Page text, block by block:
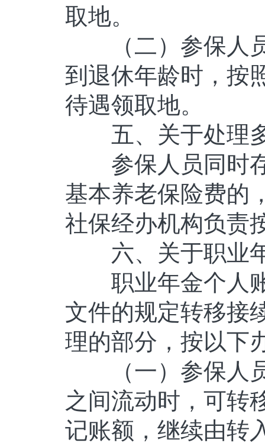
取地。
（二）参保人员
到退休年龄时，按
待遇领取地。
五、关于处理多
参保人员同时存
基本养老保险费的
社保经办机构负责
六、关于职业
职业年金个人账
文件的规定转移接
理的部分，按以下
（一）参保人员
之间流动时，可转
记账额，继续由转